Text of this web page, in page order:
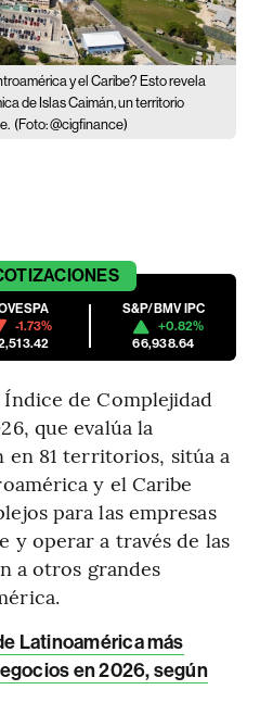
y el Caribe? Esto revela
de Islas Caimán, un territorio
(Foto: @cigfinance)
-1.73%
S&P/BMV IPC
+0.82%
66,938.64
de Complejidad
que evalúa la
en 81 territorios, sitúa a
y el Caribe
para las empresas
y operar a través de las
a otros grandes
Latinoamérica más
en 2026, según